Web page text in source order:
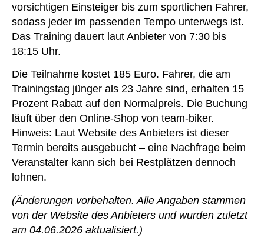
vorsichtigen Einsteiger bis zum sportlichen Fahrer,
sodass jeder im passenden Tempo unterwegs ist.
Das Training dauert laut Anbieter von 7:30 bis
18:15 Uhr.
Die Teilnahme kostet 185 Euro. Fahrer, die am
Trainingstag jünger als 23 Jahre sind, erhalten 15
Prozent Rabatt auf den Normalpreis. Die Buchung
läuft über den Online-Shop von team-biker.
Hinweis: Laut Website des Anbieters ist dieser
Termin bereits ausgebucht – eine Nachfrage beim
Veranstalter kann sich bei Restplätzen dennoch
lohnen.
(Änderungen vorbehalten. Alle Angaben stammen
von der Website des Anbieters und wurden zuletzt
am 04.06.2026 aktualisiert.)